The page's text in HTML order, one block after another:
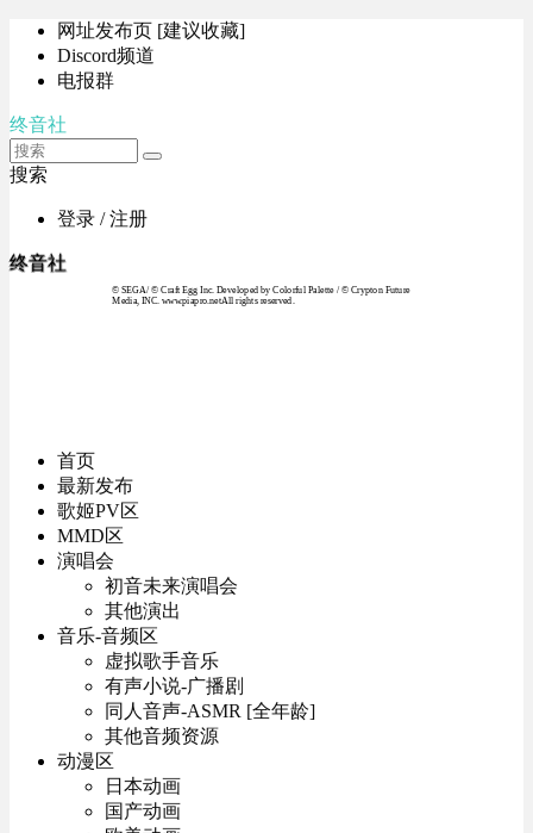
网址发布页 [建议收藏]
Discord频道
电报群
终音社
搜索
登录 / 注册
终音社
© SEGA / © Craft Egg Inc. Developed by Colorful Palette / © Crypton Future
Media, INC. www.piapro.netAll rights reserved.
首页
最新发布
歌姬PV区
MMD区
演唱会
初音未来演唱会
其他演出
音乐-音频区
虚拟歌手音乐
有声小说-广播剧
同人音声-ASMR [全年龄]
其他音频资源
动漫区
日本动画
国产动画